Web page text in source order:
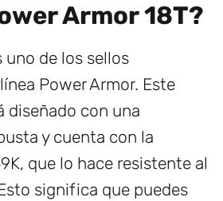
Armor 18T?
uno de los sellos
Power Armor. Este
diseñado con una
y cuenta con la
que lo hace resistente al
significa que puedes